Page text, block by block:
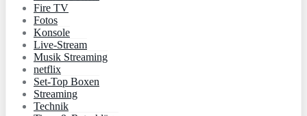
Fire TV
Fotos
Konsole
Live-Stream
Musik Streaming
netflix
Set-Top Boxen
Streaming
Technik